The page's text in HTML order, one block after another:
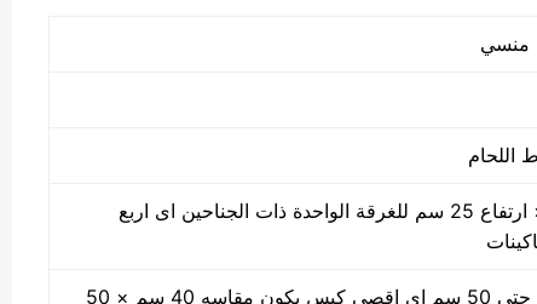
50 سم × 40 سم × ارتفاع 25 سم للغرقة الواحدة ذات الجناحين اى اربع
مقاس من واحد سم حتي 50 سم اي اقصي كيس يكون مقاسه 40 سم × 50